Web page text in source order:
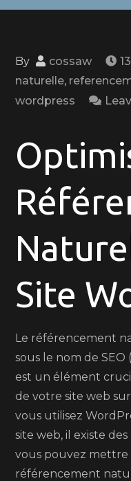
By cossaw
naturelle,
wordpress
Site
Le référencement
sous le nom de
est un élément
de votre site web
vous utilisez
site web, il existe
vous pouvez
référencement